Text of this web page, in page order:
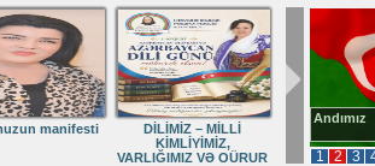
1 2 3
Andımız
manifesti
DİLİMİZ – MİLLİ
KİMLİYİMİZ,
VARLIĞIMIZ VƏ QÜRUR